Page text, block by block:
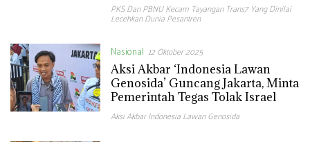
PKS Dan PBNU Kecam Tayangan Trans7 Yang Dinilai
Lecehkan Dunia Pesantren
Nasional 12 Oktober 2025
Aksi Akbar ‘Indonesia Lawan
Genosida’ Guncang Jakarta, Minta
Pemerintah Tegas Tolak Israel
Aksi Akbar Indonesia Lawan Genosida